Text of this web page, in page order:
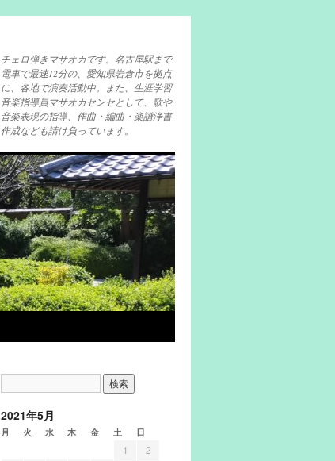
チェロ弾きマサオカです。名古屋駅まで
電車で最速12分の、愛知県岩倉市を拠点
に、各地で演奏活動中。また、生涯学習
音楽指導員マサオカセンセとして、歌や
音楽表現の指導、作曲・編曲・楽譜浄書
作成なども請け負っています。
2021年5月
月 火 水 木 金 土 日
1
2